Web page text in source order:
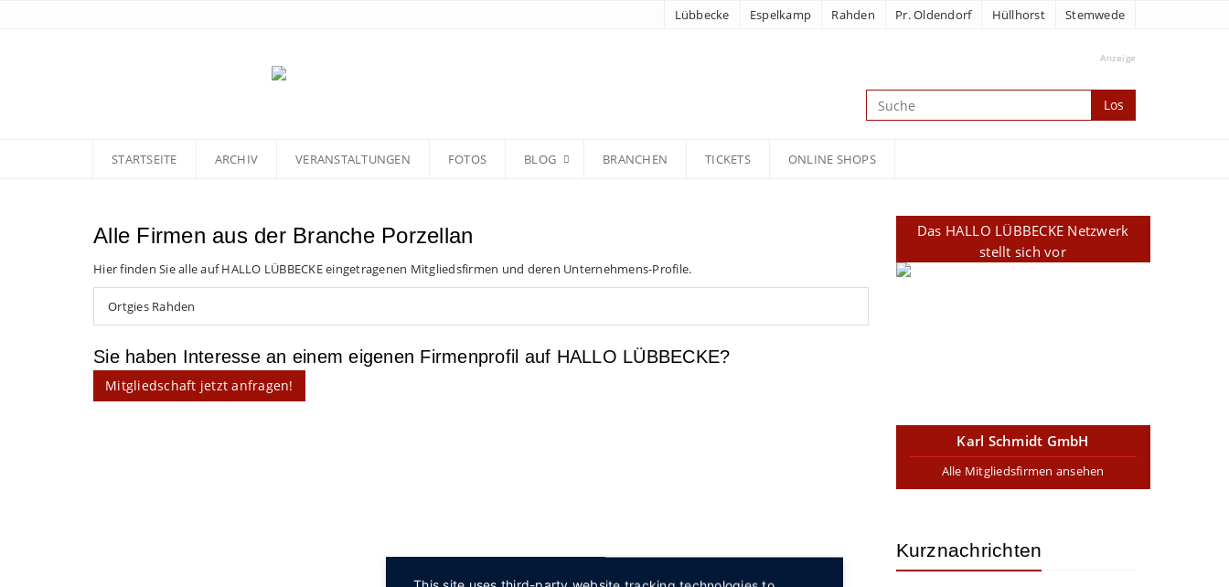
Lübbecke Espelkamp Rahden Pr. Oldendorf Hüllhorst Stemwede
Anzeige
Los
STARTSEITE ARCHIV VERANSTALTUNGEN FOTOS BLOG BRANCHEN TICKETS ONLINE SHOPS
Alle Firmen aus der Branche Porzellan
Hier finden Sie alle auf HALLO LÜBBECKE eingetragenen Mitgliedsfirmen und deren Unternehmens-Profile.
Ortgies Rahden
Sie haben Interesse an einem eigenen Firmenprofil auf HALLO LÜBBECKE?
Mitgliedschaft jetzt anfragen!
Das HALLO LÜBBECKE Netzwerk
stellt sich vor
Karl Schmidt GmbH
Alle Mitgliedsfirmen ansehen
Kurznachrichten